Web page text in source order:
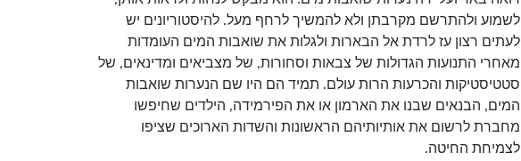
לשמוע ולהתרשם מקרבתן ולא להמשיך לרחף מעל. להיסטוריונים יש
לעתים רצון עז לרדת אל הבארות ולגלות את שואבות המים העומדות
מאחרי התנועות הגדולות של צבאות וסחורות, של מצביאים ומדינאים, של
סטטיסטיקות והכרעות הרות עולם. תמיד הם היו שם הנערות שואבות
המים, הבנאים שבנו את הארמון או את הפירמידה, הילדים שחיפשו
מחברת לרשום את אותיותיהם הראשונות והשדות הארוכים שציפו
לצמיחת החיטה.